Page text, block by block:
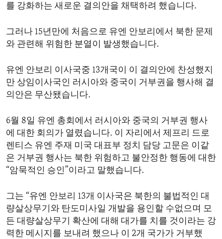
를 강화하는 새로운 결의안을 채택하려 했습니다.
그러나 15년만에 처음으로 유엔 안보리에서 북한 문제
와 관련해 위험한 분열이 발생했습니다.
유엔 안보리 이사국중 13개국이 이 결의안에 찬성했지
만 상임이사국인 러시아와 중국이 거부권을 행사해 결
의안은 무산됐습니다.
6월 8일 유엔 총회에서 러시아와 중국의 거부권 행사
에 대한 회의가 열렸습니다. 이 자리에서 제프리 드로
렌티스 유엔 주재 미국 대표부 정치 담당 고문은 이같
은 거부권 행사는 북한 위험하고 불안정한 행동에 대한
“암묵적인 승인”이라고 말했습니다.
그는 “유엔 안보리 13개 이사국은 북한의 불법적인 대
량살상무기와 탄도미사일 개발을 용인할 수없으며 모
든 대량살상무기 확산에 대해 대가를 치를 것이라는 강
력한 메시지를 보내려 했으나 이 2개 국가가 거부했